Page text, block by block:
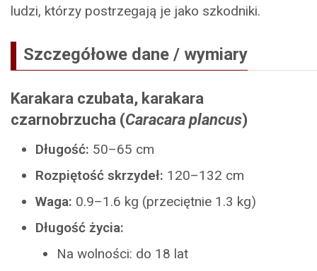
ludzi, którzy postrzegają je jako szkodniki.
Szczegółowe dane / wymiary
Karakara czubata, karakara
czarnobrzucha (Caracara plancus)
Długość: 50–65 cm
Rozpiętość skrzydeł: 120–132 cm
Waga: 0.9–1.6 kg (przeciętnie 1.3 kg)
Długość życia:
Na wolności: do 18 lat